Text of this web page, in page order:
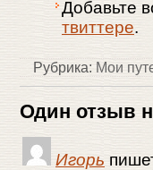
Добавьте
твиттере.
Рубрика: Мои
Один отзыв
Игорь